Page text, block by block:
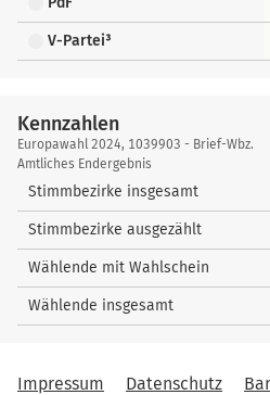
V-Partei³
Kennzahlen
Kennzahlen
Europawahl 2024, 1039903 - Brief-Wbz.
Amtliches Endergebnis
Stimmbezirke insgesamt
Stimmbezirke ausgezählt
Wählende mit Wahlschein
Wählende insgesamt
Impressum Datenschutz